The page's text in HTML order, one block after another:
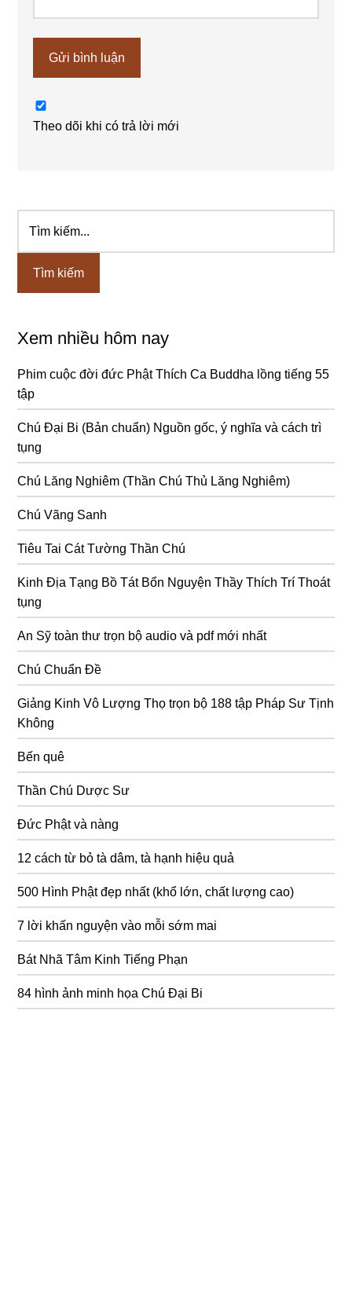
Theo dõi khi có trả lời mới
Sidebar
chính
kiếm...
Xem nhiều hôm nay
Phim cuộc đời đức Phật Thích Ca Buddha lồng tiếng 55
tập
Chú Đại Bi (Bản chuẩn) Nguồn gốc, ý nghĩa và cách trì
tụng
Chú Lăng Nghiêm (Thần Chú Thủ Lăng Nghiêm)
Chú Vãng Sanh
Tiêu Tai Cát Tường Thần Chú
Kinh Địa Tạng Bồ Tát Bổn Nguyện Thầy Thích Trí Thoát
tụng
An Sỹ toàn thư trọn bộ audio và pdf mới nhất
Chú Chuẩn Đề
Giảng Kinh Vô Lượng Thọ trọn bộ 188 tập Pháp Sư Tịnh
Không
Bến quê
Thần Chú Dược Sư
Đức Phật và nàng
12 cách từ bỏ tà dâm, tà hạnh hiệu quả
500 Hình Phật đẹp nhất (khổ lớn, chất lượng cao)
7 lời khấn nguyện vào mỗi sớm mai
Bát Nhã Tâm Kinh Tiếng Phạn
84 hình ảnh minh họa Chú Đại Bi